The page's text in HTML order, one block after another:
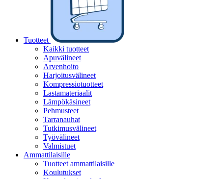
Tuotteet
Kaikki tuotteet
Apuvälineet
Arvenhoito
Harjoitusvälineet
Kompressiotuotteet
Lastamateriaalit
Lämpökäsineet
Pehmusteet
Tarranauhat
Tutkimusvälineet
Työvälineet
Valmistuet
Ammattilaisille
Tuotteet ammattilaisille
Koulutukset